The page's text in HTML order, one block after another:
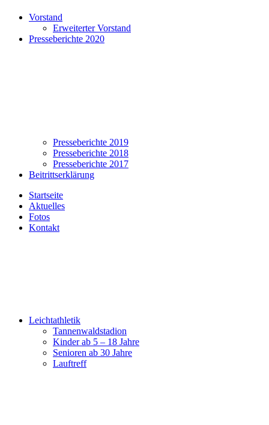
Vorstand
Erweiterter Vorstand
Presseberichte 2020
Presseberichte 2019
Presseberichte 2018
Presseberichte 2017
Beitrittserklärung
Startseite
Aktuelles
Fotos
Kontakt
Leichtathletik
Tannenwaldstadion
Kinder ab 5 – 18 Jahre
Senioren ab 30 Jahre
Lauftreff